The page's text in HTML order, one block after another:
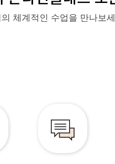
체계적인 수업을 만나보